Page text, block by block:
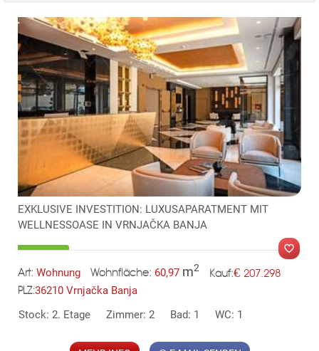
KLIS
EXKLUSIVE INVESTITION: LUXUSAPARATMENT MIT
WELLNESSOASE IN VRNJAČKA BANJA
Art: Wohnung Wohnfläche: 60,97 m2 Kauf:€ 207.298
PLZ:36210 Vrnjačka Banja
Stock: 2. Etage
Zimmer: 2 Bad: 1 WC: 1